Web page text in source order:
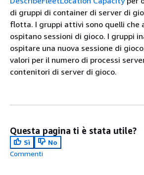
di gruppi di container di server di
flotta. I gruppi attivi sono quelli che
ospitano sessioni di gioco. I gruppi
ospitare una nuova sessione di
valori per il numero di processi
contenitori di server di gioco.
Questa pagina ti è stata utile?
Sì
No
Commenti